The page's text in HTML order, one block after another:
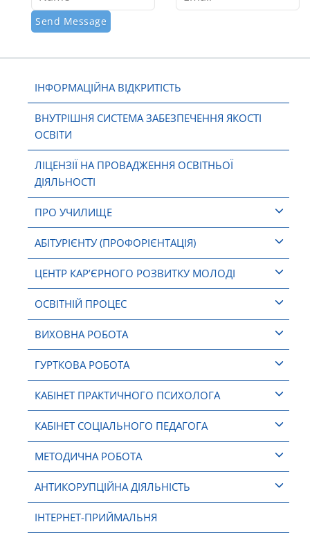
ІНФОРМАЦІЙНА ВІДКРИТІСТЬ
ВНУТРІШНЯ СИСТЕМА ЗАБЕЗПЕЧЕННЯ ЯКОСТІ
ОСВІТИ
ЛІЦЕНЗІЇ НА ПРОВАДЖЕННЯ ОСВІТНЬОЇ
ДІЯЛЬНОСТІ
ПРО УЧИЛИЩЕ
АБІТУРІЄНТУ (ПРОФОРІЄНТАЦІЯ)
ЦЕНТР КАР’ЄРНОГО РОЗВИТКУ МОЛОДІ
ОСВІТНІЙ ПРОЦЕС
ВИХОВНА РОБОТА
ГУРТКОВА РОБОТА
КАБІНЕТ ПРАКТИЧНОГО ПСИХОЛОГА
КАБІНЕТ СОЦІАЛЬНОГО ПЕДАГОГА
МЕТОДИЧНА РОБОТА
АНТИКОРУПЦІЙНА ДІЯЛЬНІСТЬ
ІНТЕРНЕТ-ПРИЙМАЛЬНЯ